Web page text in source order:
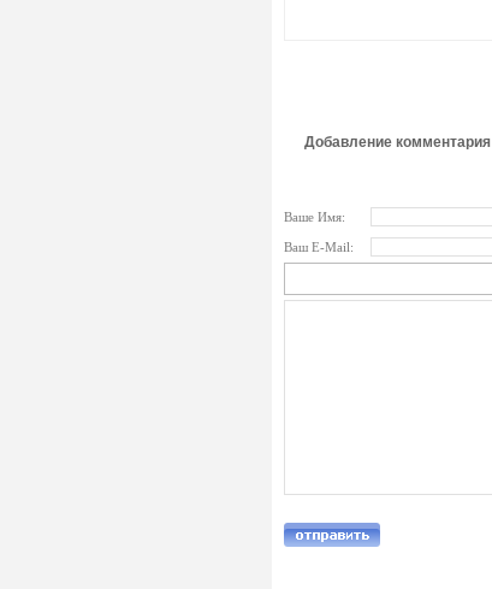
Добавление комментария
Ваше Имя:
Ваш E-Mail: